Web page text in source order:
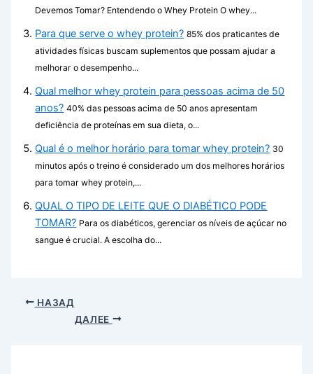
Devemos Tomar? Entendendo o Whey Protein O whey...
Para que serve o whey protein? 85% dos praticantes de
atividades físicas buscam suplementos que possam ajudar a
melhorar o desempenho...
Qual melhor whey protein para pessoas acima de 50
anos? 40% das pessoas acima de 50 anos apresentam
deficiência de proteínas em sua dieta, o...
Qual é o melhor horário para tomar whey protein? 30
minutos após o treino é considerado um dos melhores horários
para tomar whey protein,...
QUAL O TIPO DE LEITE QUE O DIABÉTICO PODE
TOMAR? Para os diabéticos, gerenciar os níveis de açúcar no
sangue é crucial. A escolha do...
НАЗАД
ДАЛЕЕ